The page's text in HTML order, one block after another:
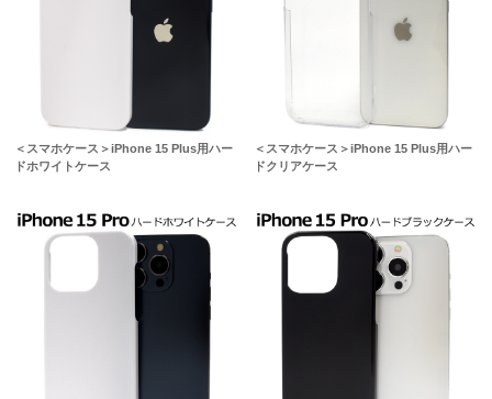
＜スマホケース＞iPhone 15 Plus用ハー
ドホワイトケース
＜スマホケース＞iPhone 15 Plus用ハー
ドクリアケース